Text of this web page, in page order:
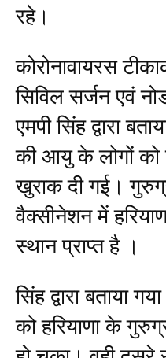
रहे।
कोरोनावायरस
सिविल सर्जन एवं
एमपी सिंह द्वारा
की आयु के लोगों को
खुराक दी गई।
वैक्सीनेशन में
स्थान प्राप्त है ।
सिंह द्वारा बताया
को हरियाणा के